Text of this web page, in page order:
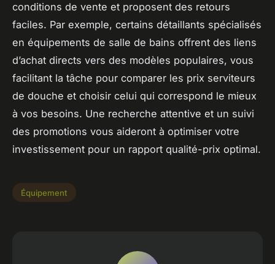
conditions de vente et proposent des retours
faciles. Par exemple, certains détaillants spécialisés
en équipements de salle de bains offrent des liens
d’achat directs vers des modèles populaires, vous
facilitant la tâche pour comparer les prix serviteurs
de douche et choisir celui qui correspond le mieux
à vos besoins. Une recherche attentive et un suivi
des promotions vous aideront à optimiser votre
investissement pour un rapport qualité-prix optimal.
Équipement